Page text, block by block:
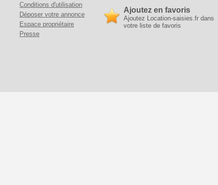
Conditions d'utilisation
Déposer votre annonce
Espace propriétaire
Presse
Ajoutez en favoris
Ajoutez Location-saisies.fr dans
votre liste de favoris